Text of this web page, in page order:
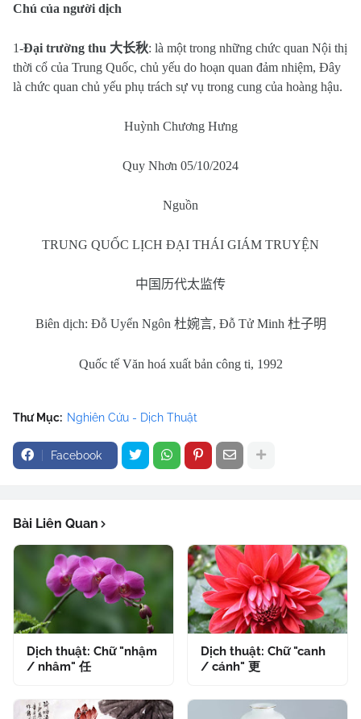
Chú của người dịch
1-Đại trường thu 大长秋: là một trong những chức quan Nội thị
thời cổ của Trung Quốc, chủ yếu do hoạn quan đảm nhiệm, Đây
là chức quan chủ yếu phụ trách sự vụ trong cung của hoàng hậu.
Huỳnh Chương Hưng
Quy Nhơn 05/10/2024
Nguồn
TRUNG QUỐC LỊCH ĐẠI THÁI GIÁM TRUYỆN
中国历代太监传
Biên dịch: Đỗ Uyển Ngôn 杜婉言, Đỗ Tử Minh 杜子明
Quốc tế Văn hoá xuất bản công ti, 1992
Thư Mục: Nghiên Cứu - Dịch Thuật
Facebook
Bài Liên Quan
Dịch thuật: Chữ "nhậm
/ nhâm" 任
Dịch thuật: Chữ "canh
/ cánh" 更